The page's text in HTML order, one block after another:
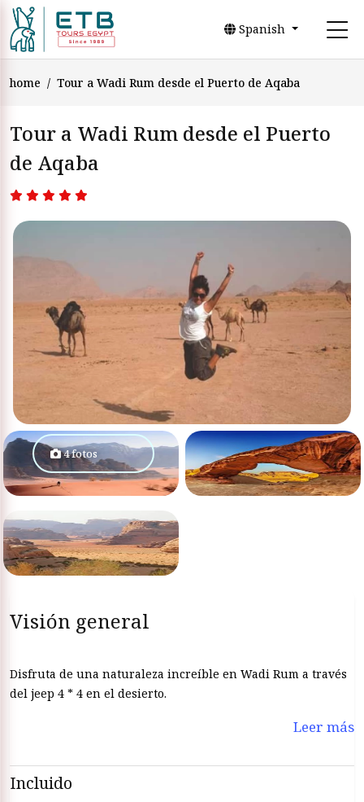
Spanish
home Tour a Wadi Rum desde el Puerto de Aqaba
Tour a Wadi Rum desde el Puerto
de Aqaba
4 fotos
Visión general
Disfruta de una naturaleza increíble en Wadi Rum a través
del jeep 4 * 4 en el desierto.
Leer más
Incluido